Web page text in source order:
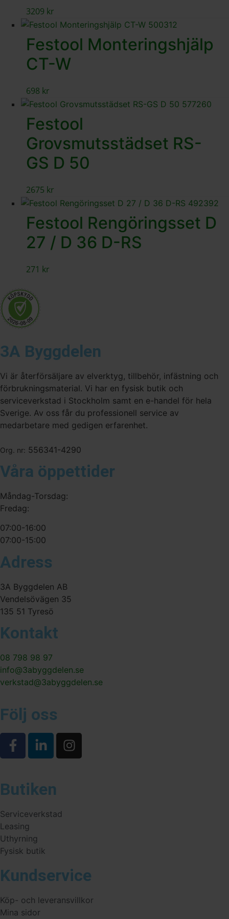
3209 kr
Festool Monteringshjälp
CT-W
698 kr
Festool
Grovsmutsstädset RS-
GS D 50
2675 kr
Festool Rengöringsset D
27 / D 36 D-RS
271 kr
3A Byggdelen
Vi är återförsäljare av elverktyg, tillbehör, infästning och
förbrukningsmaterial. Vi har en fysisk butik och
serviceverkstad i Stockholm samt en e-handel för hela
Sverige. Av oss får du professionell service av
medarbetare med gedigen erfarenhet.
Org. nr: 556341-4290
Våra öppettider
Måndag-Torsdag:
Fredag:
07:00-16:00
07:00-15:00
Adress
3A Byggdelen AB
Vendelsövägen 35
135 51 Tyresö
Kontakt
08 798 98 97
info@3abyggdelen.se
verkstad@3abyggdelen.se
Följ oss
Butiken
Serviceverkstad
Leasing
Uthyrning
Fysisk butik
Kundservice
Köp- och leveransvillkor
Mina sidor